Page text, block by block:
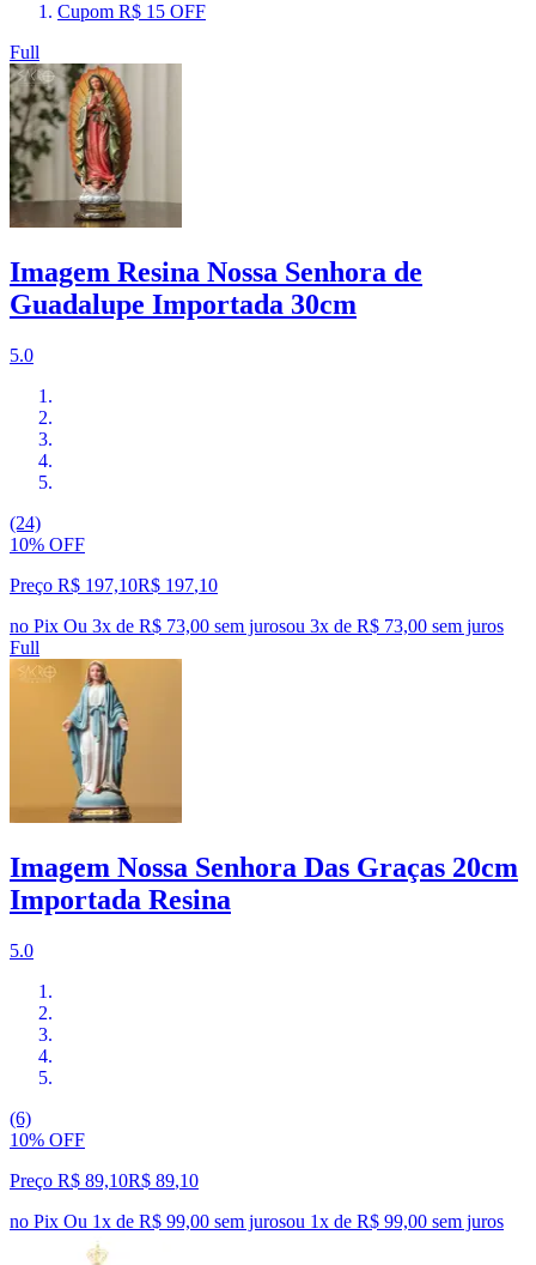
Cupom R$ 15 OFF
Full
Imagem Resina Nossa Senhora de
Guadalupe Importada 30cm
5.0
(24)
10% OFF
Preço R$ 197,10R$ 197,10
no Pix Ou 3x de R$ 73,00 sem jurosou 3x de R$ 73,00 sem juros
Full
Imagem Nossa Senhora Das Graças 20cm
Importada Resina
5.0
(6)
10% OFF
Preço R$ 89,10R$ 89,10
no Pix Ou 1x de R$ 99,00 sem jurosou 1x de R$ 99,00 sem juros